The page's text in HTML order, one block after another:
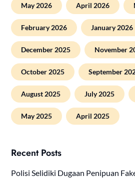
May 2026 April 2026
February 2026 January 2026
December 2025 November
October 2025 September
August 2025 July 2025
May 2025 April 2025
Recent Posts
Polisi Selidiki Dugaan Penipuan